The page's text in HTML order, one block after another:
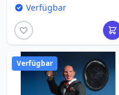
Verfügbar
Verfügbar